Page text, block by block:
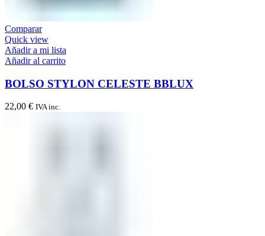
Comparar
Quick view
Añadir a mi lista
Añadir al carrito
BOLSO STYLON CELESTE BBLUX
22,00 € IVA inc.